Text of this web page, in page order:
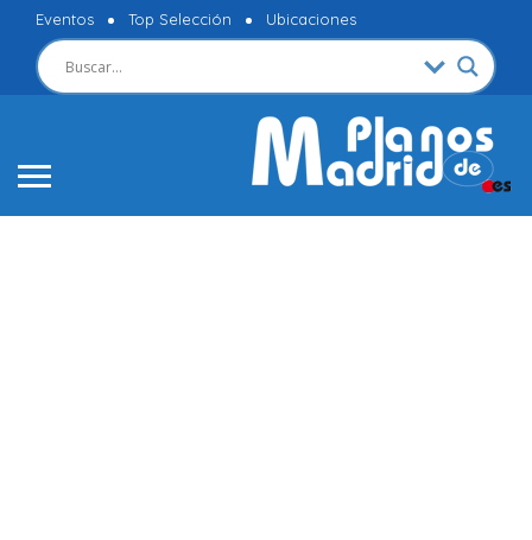
Eventos Top Selección Ubicaciones